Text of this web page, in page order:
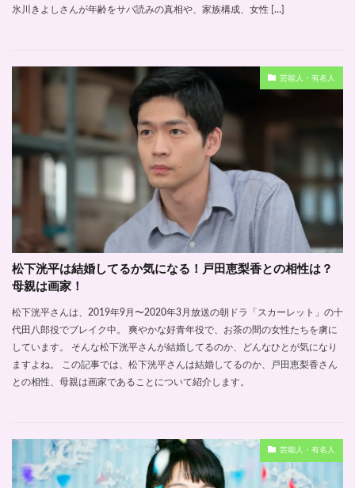
氷川きよしさんが年齢をサバ読みの真相や、家族構成、女性 […]
芸能人・有名人
松下洸平は結婚してるか気になる！戸田恵梨香との相性は？
母親は画家！
松下洸平さんは、2019年9月〜2020年3月放送の朝ドラ「スカーレット」の十
代田八郎役でブレイク中。 爽やかな好青年役で、お茶の間の女性たちを虜に
しています。 そんな松下洸平さんが結婚してるのか、どんなひとが気になり
ますよね。 この記事では、松下洸平さんは結婚してるのか、戸田恵梨香さん
との相性、母親は画家であることについて紹介します。
芸能人・有名人